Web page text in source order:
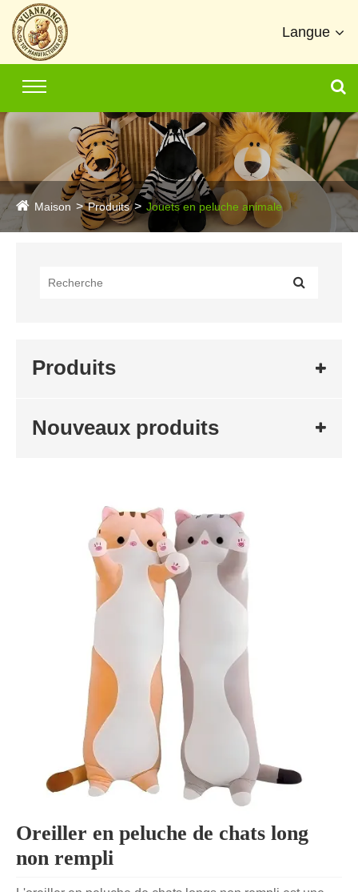
Langue
Maison Produits Jouets en peluche animale
Produits
Nouveaux produits
Oreiller en peluche de chats long
non rempli